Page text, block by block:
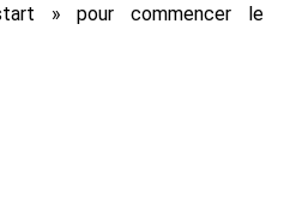
» pour commencer le